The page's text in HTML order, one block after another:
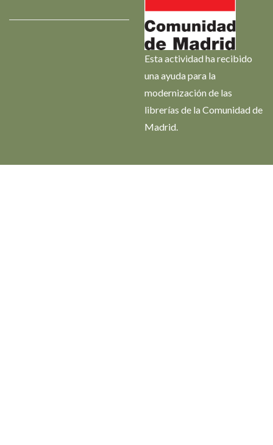
Esta actividad ha recibido
una ayuda para la
modernización de las
librerías de la Comunidad de
Madrid.